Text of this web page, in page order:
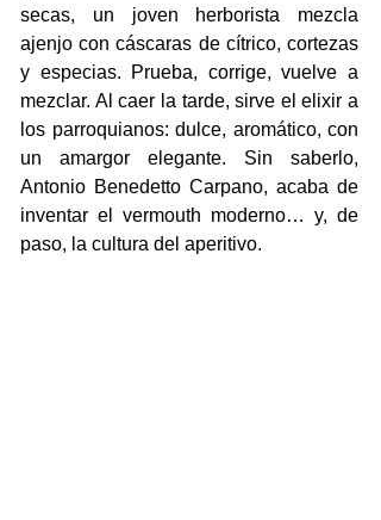
secas, un joven herborista mezcla
ajenjo con cáscaras de cítrico, cortezas
y especias. Prueba, corrige, vuelve a
mezclar. Al caer la tarde, sirve el elixir a
los parroquianos: dulce, aromático, con
un amargor elegante. Sin saberlo,
Antonio Benedetto Carpano, acaba de
inventar el vermouth moderno… y, de
paso, la cultura del aperitivo.